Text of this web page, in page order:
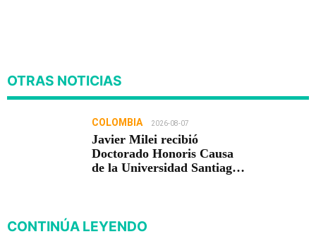
OTRAS NOTICIAS
COLOMBIA 2026-08-07
Javier Milei recibió
Doctorado Honoris Causa
de la Universidad Santiago
CONTINÚA LEYENDO